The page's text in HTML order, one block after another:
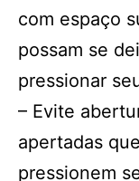
com espaço
possam se
pressionar
– Evite
apertadas
pressionem